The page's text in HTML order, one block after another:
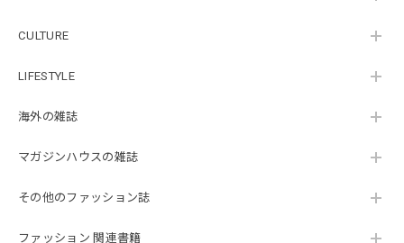
CULTURE
LIFESTYLE
海外の雑誌
マガジンハウスの雑誌
その他のファッション誌
ファッション 関連書籍